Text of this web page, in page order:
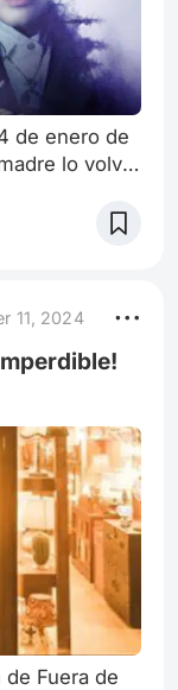
de enero de
lo volvió
hice
gran parte
y
11, 2024
Fuera de